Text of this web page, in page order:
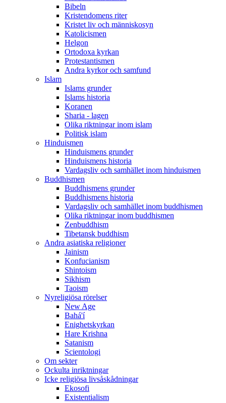
Bibeln
Kristendomens riter
Kristet liv och människosyn
Katolicismen
Helgon
Ortodoxa kyrkan
Protestantismen
Andra kyrkor och samfund
Islam
Islams grunder
Islams historia
Koranen
Sharia - lagen
Olika riktningar inom islam
Politisk islam
Hinduismen
Hinduismens grunder
Hinduismens historia
Vardagsliv och samhället inom hinduismen
Buddhismen
Buddhismens grunder
Buddhismens historia
Vardagsliv och samhället inom buddhismen
Olika riktningar inom buddhismen
Zenbuddhism
Tibetansk buddhism
Andra asiatiska religioner
Jainism
Konfucianism
Shintoism
Sikhism
Taoism
Nyreligiösa rörelser
New Age
Bahá'í
Enighetskyrkan
Hare Krishna
Satanism
Scientologi
Om sekter
Ockulta inriktningar
Icke religiösa livsåskådningar
Ekosofi
Existentialism